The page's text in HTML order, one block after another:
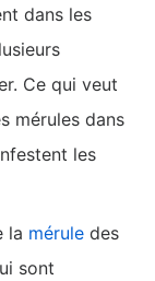
dans les
Ce qui veut
mérules dans
les
la mérule des
sont